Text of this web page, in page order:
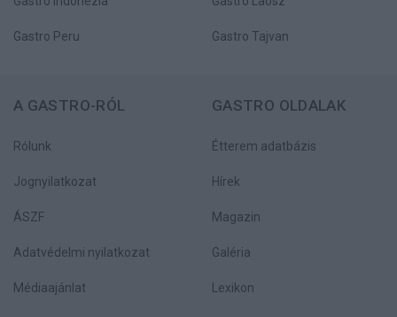
Gastro Peru Gastro Tajvan
A GASTRO-RÓL
Rólunk
Jognyilatkozat
ÁSZF
Adatvédelmi nyilatkozat
Médiaajánlat
GASTRO OLDALAK
Étterem adatbázis
Hírek
Magazin
Galéria
Lexikon